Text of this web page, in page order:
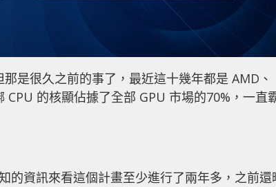
是很久之前的事了，最近這十幾年都是 AMD、
的核顯佔據了全部 GPU 市場的70%，一直
的資訊來看這個計畫至少進行了兩年多，之前還